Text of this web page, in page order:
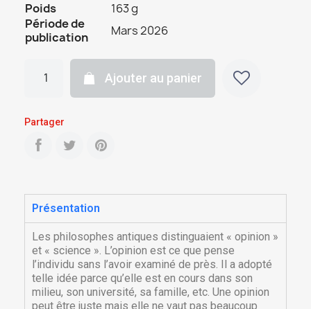
Poids
163 g
Période de
publication
Mars 2026
Ajouter au panier
Partager
Présentation
Les philosophes antiques distinguaient « opinion »
et « science ». L’opinion est ce que pense
l’individu sans l’avoir examiné de près. Il a adopté
telle idée parce qu’elle est en cours dans son
milieu, son université, sa famille, etc. Une opinion
peut être juste mais elle ne vaut pas beaucoup